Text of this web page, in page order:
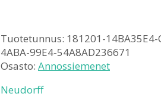
Tuotetunnus: 181201-14BA35E4-
4ABA-99E4-54A8AD236671
Osasto: Annossiemenet
Neudorff